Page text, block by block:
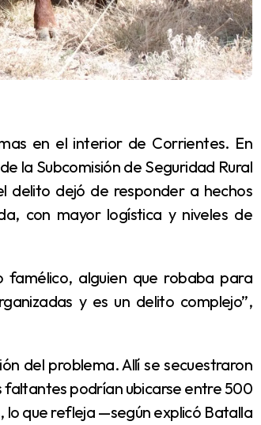
la Subcomisión de Seguridad Rural
delito dejó de responder a hechos
con mayor logística y niveles de
y es un delito complejo”,
faltantes podrían ubicarse entre 500
lo que refleja —según explicó Batalla